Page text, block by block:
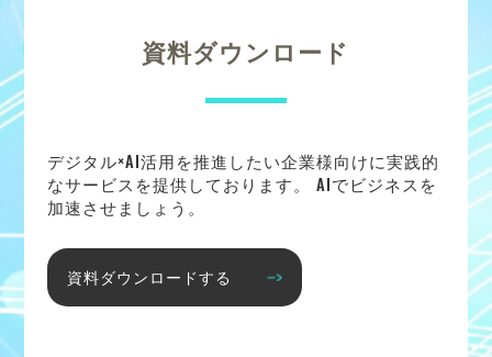
資料ダウンロード
デジタル×AI活用を推進したい企業様向けに実践的
なサービスを提供しております。 AIでビジネスを
加速させましょう。
資料ダウンロードする